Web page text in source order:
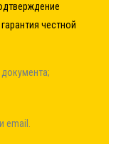
честной